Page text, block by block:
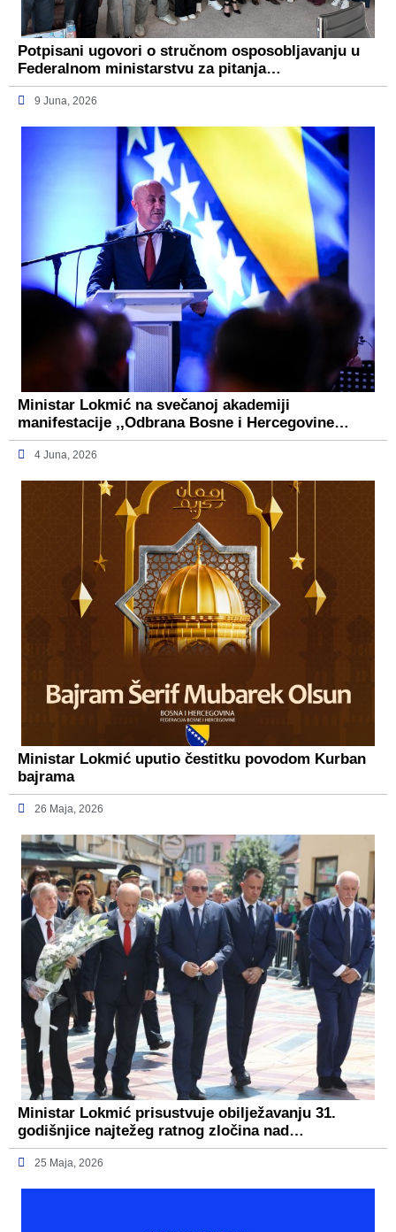
Potpisani ugovori o stručnom osposobljavanju u
Federalnom ministarstvu za pitanja…
9 Juna, 2026
Ministar Lokmić na svečanoj akademiji
manifestacije ,,Odbrana Bosne i Hercegovine…
4 Juna, 2026
Ministar Lokmić uputio čestitku povodom Kurban
bajrama
26 Maja, 2026
Ministar Lokmić prisustvuje obilježavanju 31.
godišnjice najtežeg ratnog zločina nad…
25 Maja, 2026